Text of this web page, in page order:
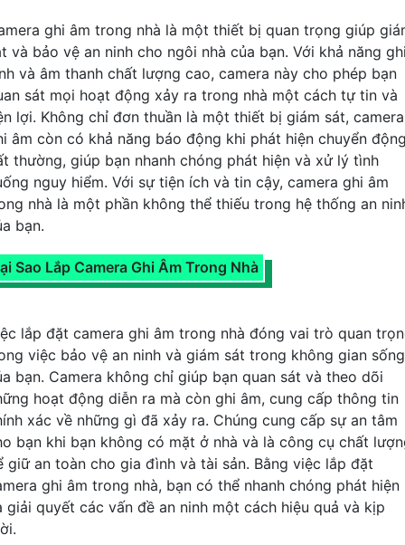
ghi âm trong nhà là một thiết bị quan trọng giúp
và bảo vệ an ninh cho ngôi nhà của bạn. Với khả năng
và âm thanh chất lượng cao, camera này cho phép bạn
sát mọi hoạt động xảy ra trong nhà một cách tự tin và
lợi. Không chỉ đơn thuần là một thiết bị giám sát, camera
âm còn có khả năng báo động khi phát hiện chuyển
thường, giúp bạn nhanh chóng phát hiện và xử lý tình
nguy hiểm. Với sự tiện ích và tin cậy, camera ghi âm
nhà là một phần không thể thiếu trong hệ thống an
bạn.
Sao Lắp Camera Ghi Âm Trong Nhà
lắp đặt camera ghi âm trong nhà đóng vai trò quan
việc bảo vệ an ninh và giám sát trong không gian sống
bạn. Camera không chỉ giúp bạn quan sát và theo dõi
hoạt động diễn ra mà còn ghi âm, cung cấp thông tin
xác về những gì đã xảy ra. Chúng cung cấp sự an tâm
bạn khi bạn không có mặt ở nhà và là công cụ chất
giữ an toàn cho gia đình và tài sản. Bằng việc lắp đặt
ghi âm trong nhà, bạn có thể nhanh chóng phát hiện
giải quyết các vấn đề an ninh một cách hiệu quả và kịp